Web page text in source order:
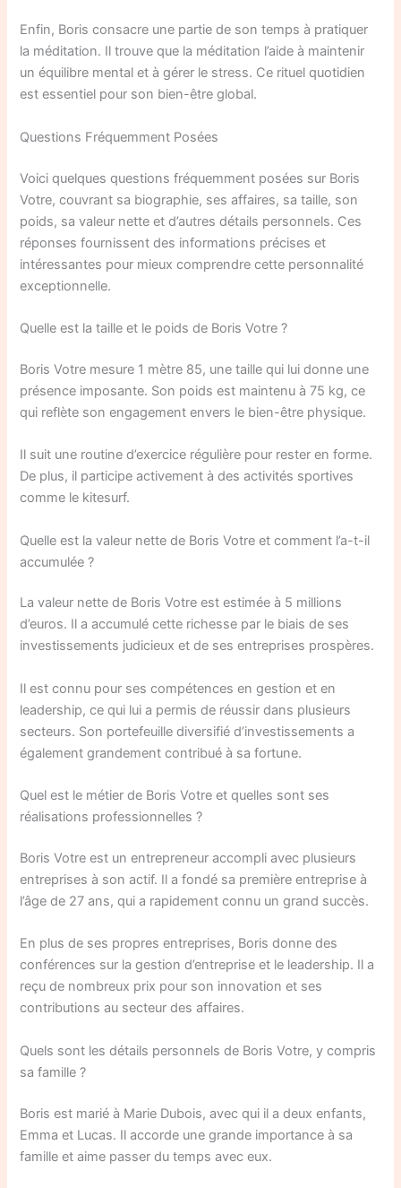
Enfin, Boris consacre une partie de son temps à pratiquer
la méditation. Il trouve que la méditation l’aide à maintenir
un équilibre mental et à gérer le stress. Ce rituel quotidien
est essentiel pour son bien-être global.
Questions Fréquemment Posées
Voici quelques questions fréquemment posées sur Boris
Votre, couvrant sa biographie, ses affaires, sa taille, son
poids, sa valeur nette et d’autres détails personnels. Ces
réponses fournissent des informations précises et
intéressantes pour mieux comprendre cette personnalité
exceptionnelle.
Quelle est la taille et le poids de Boris Votre ?
Boris Votre mesure 1 mètre 85, une taille qui lui donne une
présence imposante. Son poids est maintenu à 75 kg, ce
qui reflète son engagement envers le bien-être physique.
Il suit une routine d’exercice régulière pour rester en forme.
De plus, il participe activement à des activités sportives
comme le kitesurf.
Quelle est la valeur nette de Boris Votre et comment l’a-t-il
accumulée ?
La valeur nette de Boris Votre est estimée à 5 millions
d’euros. Il a accumulé cette richesse par le biais de ses
investissements judicieux et de ses entreprises prospères.
Il est connu pour ses compétences en gestion et en
leadership, ce qui lui a permis de réussir dans plusieurs
secteurs. Son portefeuille diversifié d’investissements a
également grandement contribué à sa fortune.
Quel est le métier de Boris Votre et quelles sont ses
réalisations professionnelles ?
Boris Votre est un entrepreneur accompli avec plusieurs
entreprises à son actif. Il a fondé sa première entreprise à
l’âge de 27 ans, qui a rapidement connu un grand succès.
En plus de ses propres entreprises, Boris donne des
conférences sur la gestion d’entreprise et le leadership. Il a
reçu de nombreux prix pour son innovation et ses
contributions au secteur des affaires.
Quels sont les détails personnels de Boris Votre, y compris
sa famille ?
Boris est marié à Marie Dubois, avec qui il a deux enfants,
Emma et Lucas. Il accorde une grande importance à sa
famille et aime passer du temps avec eux.